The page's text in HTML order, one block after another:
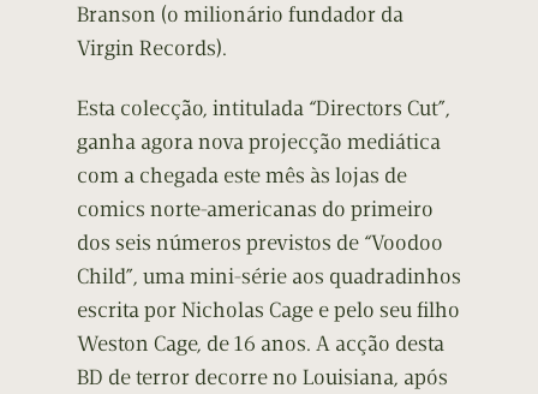
Branson (o milionário fundador da
Virgin Records).
Esta colecção, intitulada “Directors Cut”,
ganha agora nova projecção mediática
com a chegada este mês às lojas de
comics norte-americanas do primeiro
dos seis números previstos de “Voodoo
Child”, uma mini-série aos quadradinhos
escrita por Nicholas Cage e pelo seu filho
Weston Cage, de 16 anos. A acção desta
BD de terror decorre no Louisiana, após